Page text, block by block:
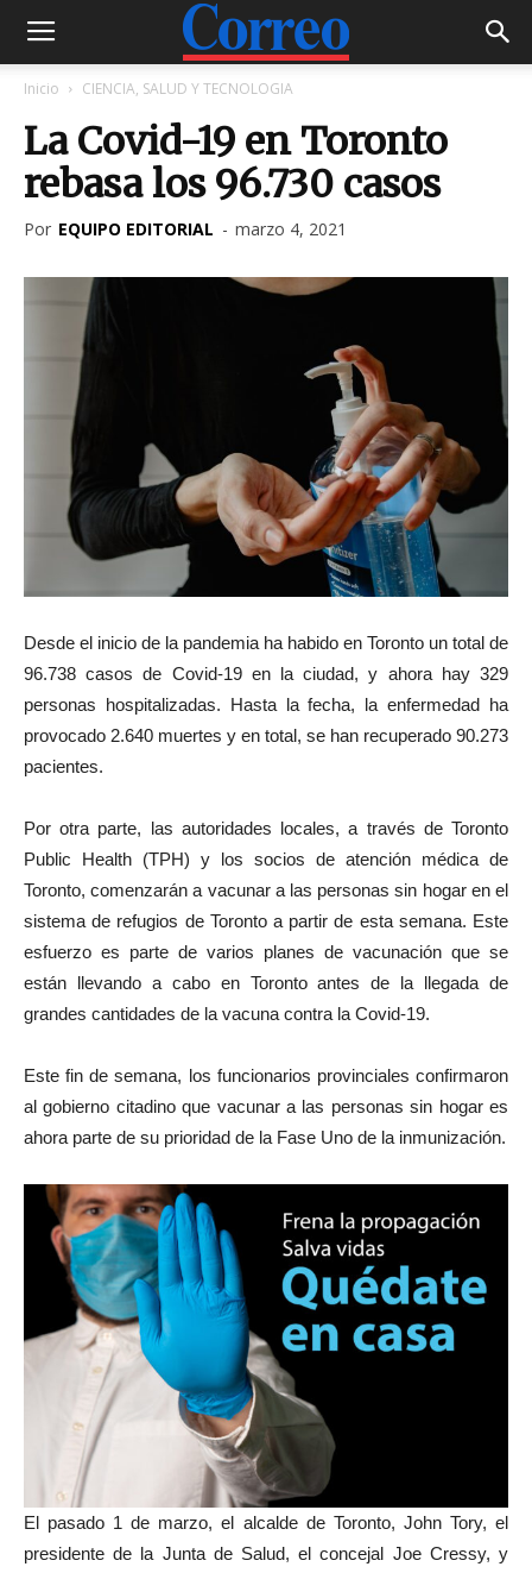
Inicio CIENCIA, SALUD Y TECNOLOGIA
La Covid-19 en Toronto
rebasa los 96.730 casos
Por EQUIPO EDITORIAL - marzo 4, 2021
Desde el inicio de la pandemia ha habido en Toronto un total de
96.738 casos de Covid-19 en la ciudad, y ahora hay 329
personas hospitalizadas. Hasta la fecha, la enfermedad ha
provocado 2.640 muertes y en total, se han recuperado 90.273
pacientes.
Por otra parte, las autoridades locales, a través de Toronto
Public Health (TPH) y los socios de atención médica de
Toronto, comenzarán a vacunar a las personas sin hogar en el
sistema de refugios de Toronto a partir de esta semana. Este
esfuerzo es parte de varios planes de vacunación que se
están llevando a cabo en Toronto antes de la llegada de
grandes cantidades de la vacuna contra la Covid-19.
Este fin de semana, los funcionarios provinciales confirmaron
al gobierno citadino que vacunar a las personas sin hogar es
ahora parte de su prioridad de la Fase Uno de la inmunización.
El pasado 1 de marzo, el alcalde de Toronto, John Tory, el
presidente de la Junta de Salud, el concejal Joe Cressy, y